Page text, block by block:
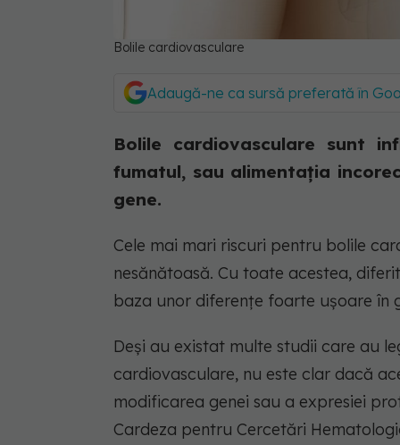
Bolile cardiovasculare
Adaugă-ne ca sursă preferată în
Bolile cardiovasculare sunt
fumatul, sau alimentația
gene.
Cele mai mari riscuri pentru bolile
nesănătoasă. Cu toate acestea,
baza unor diferențe foarte ușoare în
Deși au existat multe studii care au
cardiovasculare, nu este clar dacă
modificarea genei sau a expresiei
Cardeza pentru Cercetări